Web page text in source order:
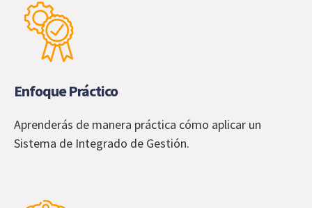
Enfoque Práctico
Aprenderás de manera práctica cómo aplicar un
Sistema de Integrado de Gestión.